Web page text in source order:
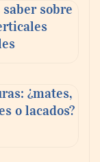
sobre
¿mates,
o lacados?